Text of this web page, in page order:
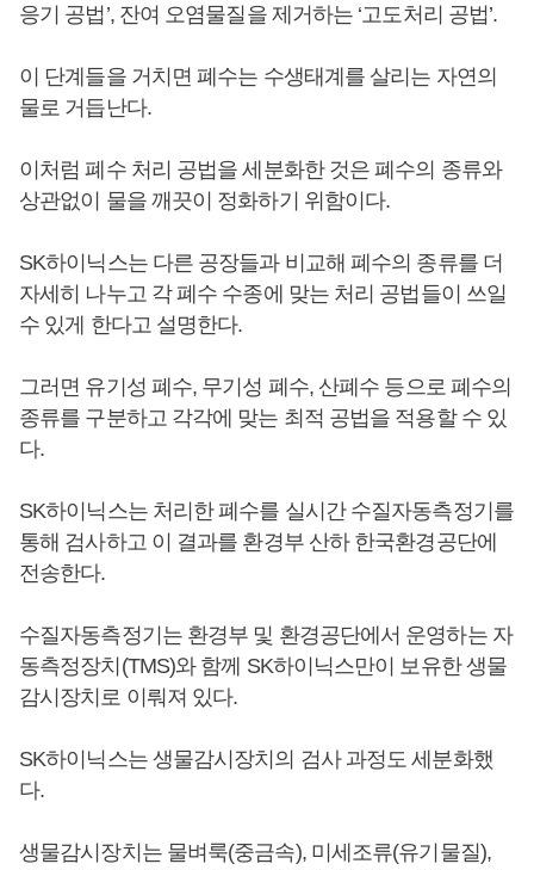
응기 공법’, 잔여 오염물질을 제거하는 ‘고도처리 공법’.
이 단계들을 거치면 폐수는 수생태계를 살리는 자연의
물로 거듭난다.
이처럼 폐수 처리 공법을 세분화한 것은 폐수의 종류와
상관없이 물을 깨끗이 정화하기 위함이다.
SK하이닉스는 다른 공장들과 비교해 폐수의 종류를 더
자세히 나누고 각 폐수 수종에 맞는 처리 공법들이 쓰일
수 있게 한다고 설명한다.
그러면 유기성 폐수, 무기성 폐수, 산폐수 등으로 폐수의
종류를 구분하고 각각에 맞는 최적 공법을 적용할 수 있
다.
SK하이닉스는 처리한 폐수를 실시간 수질자동측정기를
통해 검사하고 이 결과를 환경부 산하 한국환경공단에
전송한다.
수질자동측정기는 환경부 및 환경공단에서 운영하는 자
동측정장치(TMS)와 함께 SK하이닉스만이 보유한 생물
감시장치로 이뤄져 있다.
SK하이닉스는 생물감시장치의 검사 과정도 세분화했
다.
생물감시장치는 물벼룩(중금속), 미세조류(유기물질),